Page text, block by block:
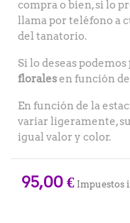
compra o bien, si lo
llama por teléfono a
del tanatorio.
Si lo deseas podemos
floralesen función
En función de la
variar ligeramente,
igual valor y color.
95,00 € Impuestos